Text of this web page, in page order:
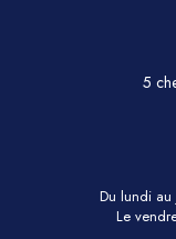
5
Du lundi
Le